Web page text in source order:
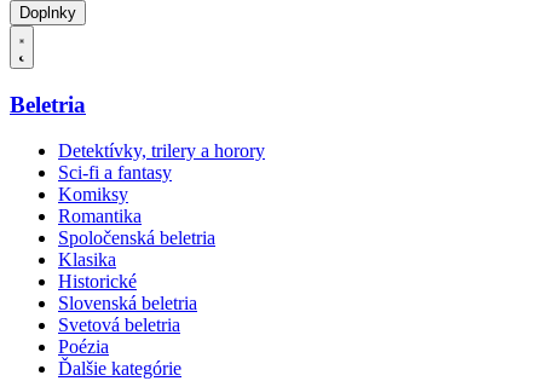
Doplnky
Beletria
Detektívky, trilery a horory
Sci-fi a fantasy
Komiksy
Romantika
Spoločenská beletria
Klasika
Historické
Slovenská beletria
Svetová beletria
Poézia
Ďalšie kategórie